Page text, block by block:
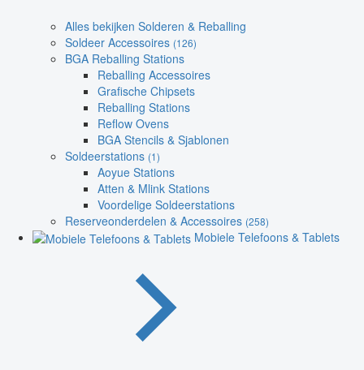
Alles bekijken Solderen & Reballing
Soldeer Accessoires (126)
BGA Reballing Stations
Reballing Accessoires
Grafische Chipsets
Reballing Stations
Reflow Ovens
BGA Stencils & Sjablonen
Soldeerstations (1)
Aoyue Stations
Atten & Mlink Stations
Voordelige Soldeerstations
Reserveonderdelen & Accessoires (258)
Mobiele Telefoons & Tablets